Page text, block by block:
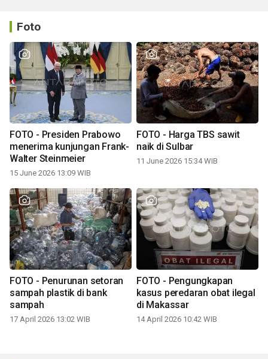
Foto
FOTO - Presiden Prabowo
menerima kunjungan Frank-
Walter Steinmeier
15 June 2026 13:09 WIB
FOTO - Harga TBS sawit
naik di Sulbar
11 June 2026 15:34 WIB
FOTO - Penurunan setoran
sampah plastik di bank
sampah
17 April 2026 13:02 WIB
FOTO - Pengungkapan
kasus peredaran obat ilegal
di Makassar
14 April 2026 10:42 WIB